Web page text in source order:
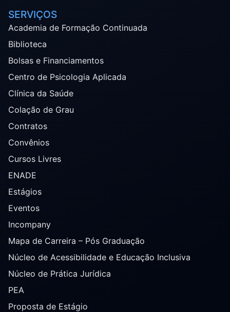
SERVIÇOS
Academia de Formação Continuada
Biblioteca
Bolsas e Financiamentos
Centro de Psicologia Aplicada
Clínica da Saúde
Colação de Grau
Contratos
Convênios
Cursos Livres
ENADE
Estágios
Eventos
Incompany
Mapa de Carreira – Pós Graduação
Núcleo de Acessibilidade e Educação Inclusiva
Núcleo de Prática Jurídica
PEA
Proposta de Estágio